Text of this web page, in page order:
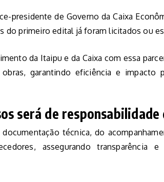
presidente de Governo da Caixa
do primeiro edital já foram licitados ou
da Itaipu e da Caixa com essa
garantindo eficiência e impacto
será de responsabilidade
documentação técnica, do
assegurando transparência